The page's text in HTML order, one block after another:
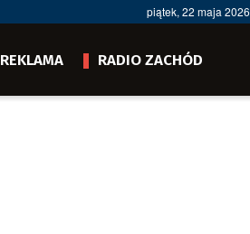
piątek, 22 maja 2026
REKLAMA RADIO ZACHÓD